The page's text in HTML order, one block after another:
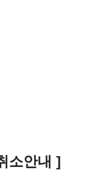
소안내 ]